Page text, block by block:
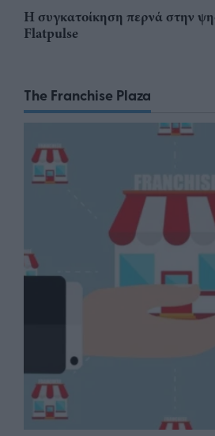
Η συγκατοίκηση περνά στην
Flatpulse
The Franchise Plaza